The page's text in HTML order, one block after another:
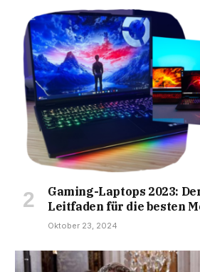
Gaming-Laptops 2023:
Leitfaden für die besten
Oktober 23, 2024